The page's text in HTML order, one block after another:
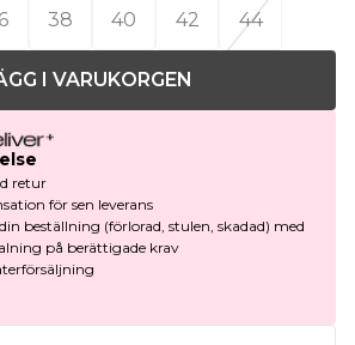
38 40 42 44
I VARUKORGEN
retur
för sen leverans
beställning (förlorad, stulen, skadad) med
på berättigade krav